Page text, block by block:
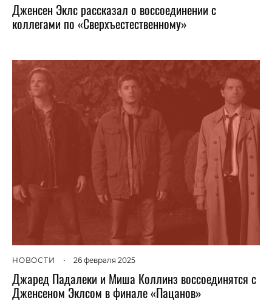
Дженсен Эклс рассказал о воссоединении с
коллегами по «Сверхъестественному»
НОВОСТИ • 26 февраля 2025
Джаред Падалеки и Миша Коллинз воссоединятся с
Дженсеном Эклсом в финале «Пацанов»